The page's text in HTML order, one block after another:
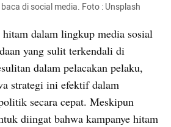
di social media. Foto : Unsplash
hitam dalam lingkup media sosial
yang sulit terkendali di
dalam pelacakan pelaku,
strategi ini efektif dalam
secara cepat. Meskipun
diingat bahwa kampanye hitam